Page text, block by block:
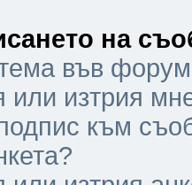
на
във
или изтрия
към